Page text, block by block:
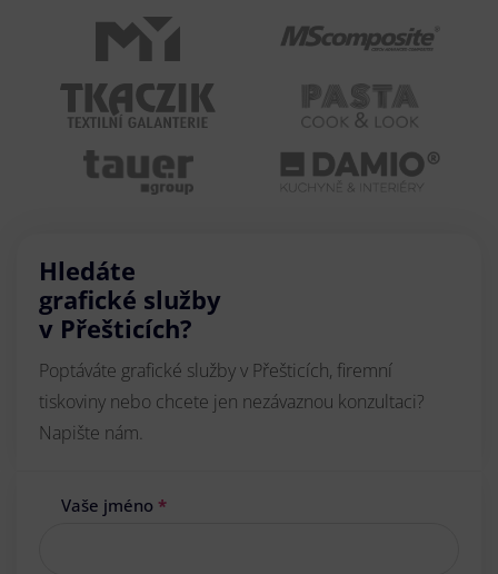
Hledáte
grafické služby
v Přešticích?
Poptáváte grafické služby v Přešticích, firemní
tiskoviny nebo chcete jen nezávaznou konzultaci?
Napište nám.
Vaše jméno *